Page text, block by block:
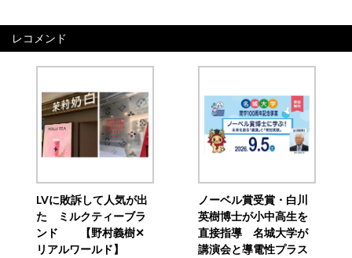
レコメンド
LVに敗訴して人気が出
た ミルクティーブラ
ンド 【野村義樹✕
リアルワールド】
ノーベル賞受賞・白川
英樹博士が小中高生を
直接指導 名城大学が
講演会と導電性プラス